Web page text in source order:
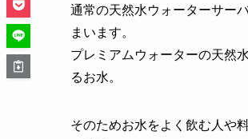
通常の天然水ウォーターサー
まいます。
プレミアムウォーターの天然
るお水。
そのためお水をよく飲む人や